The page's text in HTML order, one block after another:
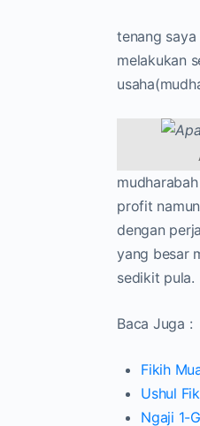
tenang
melakukan
profit
dengan
yang besar
sedikit pula.
Baca Juga :
Fikih
Ushul
Ngaji 1-